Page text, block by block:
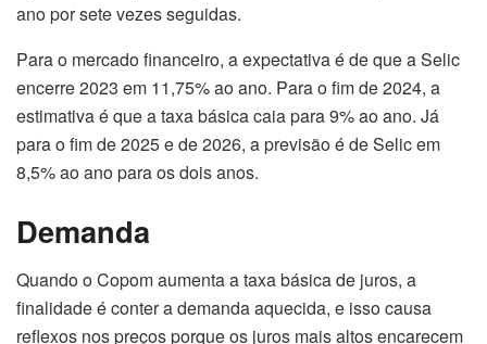
ano por sete vezes seguidas.
Para o mercado financeiro, a expectativa é de que a Selic
encerre 2023 em 11,75% ao ano. Para o fim de 2024, a
estimativa é que a taxa básica caia para 9% ao ano. Já
para o fim de 2025 e de 2026, a previsão é de Selic em
8,5% ao ano para os dois anos.
Demanda
Quando o Copom aumenta a taxa básica de juros, a
finalidade é conter a demanda aquecida, e isso causa
reflexos nos preços porque os juros mais altos encarecem